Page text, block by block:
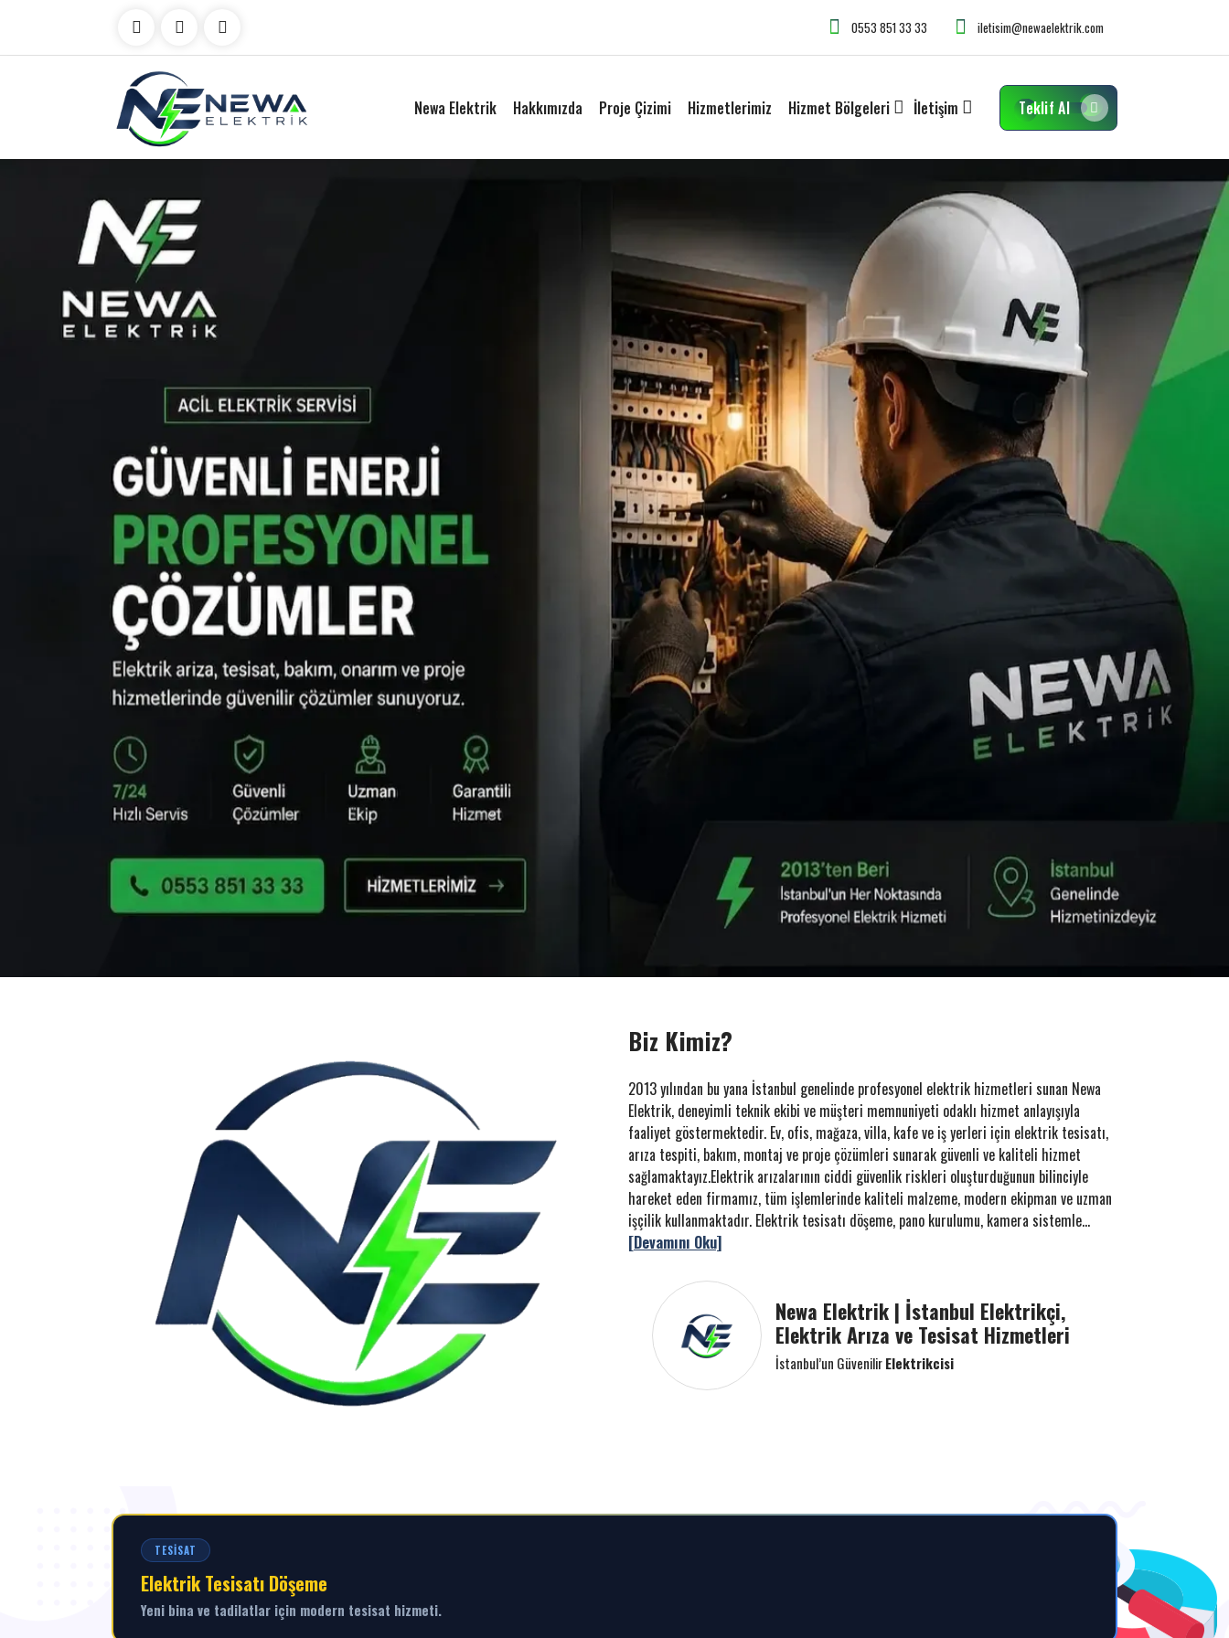
0553 851 33 33 iletisim@newaelektrik.com
Newa Elektrik Hakkımızda Proje Çizimi Hizmetlerimiz Hizmet Bölgeleri İletişim Teklif Al
Biz Kimiz?
2013 yılından bu yana İstanbul genelinde profesyonel elektrik hizmetleri sunan Newa
Elektrik, deneyimli teknik ekibi ve müşteri memnuniyeti odaklı hizmet anlayışıyla
faaliyet göstermektedir. Ev, ofis, mağaza, villa, kafe ve iş yerleri için elektrik tesisatı,
arıza tespiti, bakım, montaj ve proje çözümleri sunarak güvenli ve kaliteli hizmet
sağlamaktayız.Elektrik arızalarının ciddi güvenlik riskleri oluşturduğunun bilinciyle
hareket eden firmamız, tüm işlemlerinde kaliteli malzeme, modern ekipman ve uzman
işçilik kullanmaktadır. Elektrik tesisatı döşeme, pano kurulumu, kamera sistemle...
[Devamını Oku]
Newa Elektrik | İstanbul Elektrikçi,
Elektrik Arıza ve Tesisat Hizmetleri
İstanbul’un GüvenilirElektrikcisi
TESISAT
Elektrik Tesisatı Döşeme
Yeni bina ve tadilatlar için modern tesisat hizmeti.